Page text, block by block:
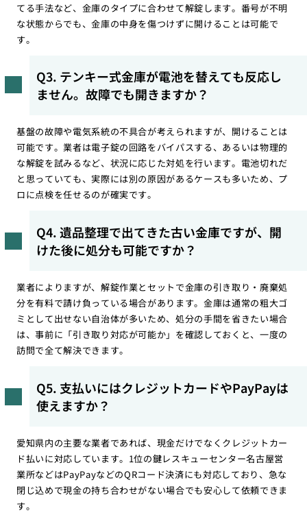
てる手法など、金庫のタイプに合わせて解錠します。番号が不明
な状態からでも、金庫の中身を傷つけずに開けることは可能で
す。
Q3. テンキー式金庫が電池を替えても反応し
ません。故障でも開きますか？
基盤の故障や電気系統の不具合が考えられますが、開けることは
可能です。業者は電子錠の回路をバイパスする、あるいは物理的
な解錠を試みるなど、状況に応じた対処を行います。電池切れだ
と思っていても、実際には別の原因があるケースも多いため、プ
ロに点検を任せるのが確実です。
Q4. 遺品整理で出てきた古い金庫ですが、開
けた後に処分も可能ですか？
業者によりますが、解錠作業とセットで金庫の引き取り・廃棄処
分を有料で請け負っている場合があります。金庫は通常の粗大ゴ
ミとして出せない自治体が多いため、処分の手間を省きたい場合
は、事前に「引き取り対応が可能か」を確認しておくと、一度の
訪問で全て解決できます。
Q5. 支払いにはクレジットカードやPayPayは
使えますか？
愛知県内の主要な業者であれば、現金だけでなくクレジットカー
ド払いに対応しています。1位の鍵レスキューセンター名古屋営
業所などはPayPayなどのQRコード決済にも対応しており、急な
閉じ込めで現金の持ち合わせがない場合でも安心して依頼できま
す。